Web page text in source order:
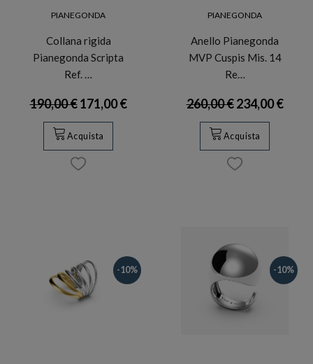
PIANEGONDA
Collana rigida
Pianegonda Scripta
Ref. …
190,00 €171,00 €
Acquista
PIANEGONDA
Anello Pianegonda
MVP Cuspis Mis. 14
Re…
260,00 €234,00 €
Acquista
-10% -10%